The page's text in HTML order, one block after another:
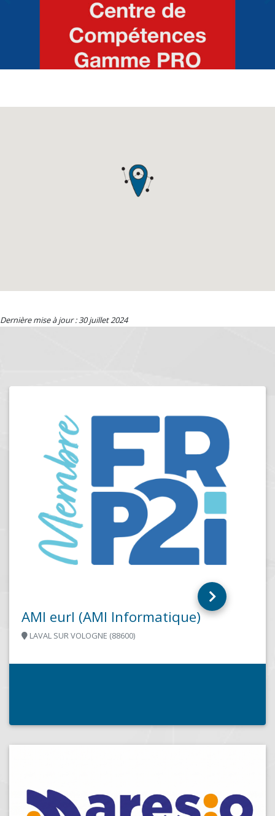
LA GRENOUILLE INFORMATIQUE
ALENCON (61000)
Située à Alençon, La Grenouille Informatique propose
une vaste gamme de produits et de services. ordinateurs
fixes, portables, tablettes... vente, réparation,...